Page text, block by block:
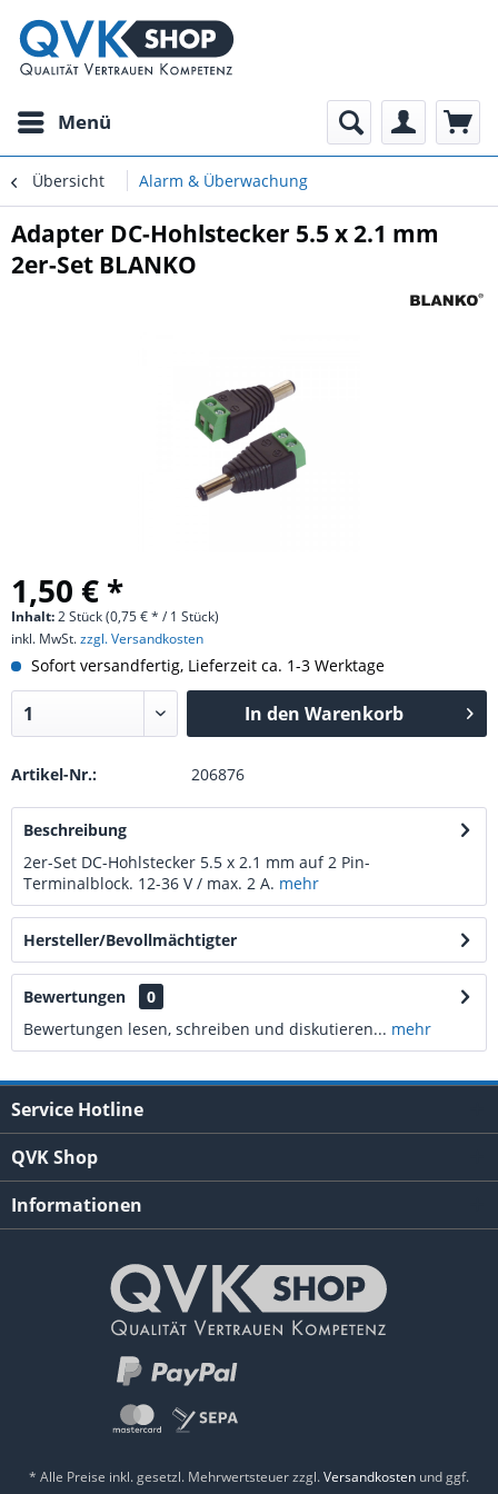
Menü
Übersicht Alarm & Überwachung
Adapter DC-Hohlstecker 5.5 x 2.1 mm
2er-Set BLANKO
1,50 € *
Inhalt:2 Stück (0,75 € * / 1 Stück)
inkl. MwSt.zzgl. Versandkosten
Sofort versandfertig, Lieferzeit ca. 1-3 Werktage
In den Warenkorb
Artikel-Nr.: 206876
Beschreibung
2er-Set DC-Hohlstecker 5.5 x 2.1 mm auf 2 Pin-
Terminalblock. 12-36 V / max. 2 A. mehr
Hersteller/Bevollmächtigter
Bewertungen
0
Bewertungen lesen, schreiben und diskutieren... mehr
Service Hotline
QVK Shop
Informationen
* Alle Preise inkl. gesetzl. Mehrwertsteuer zzgl.Versandkosten und ggf.